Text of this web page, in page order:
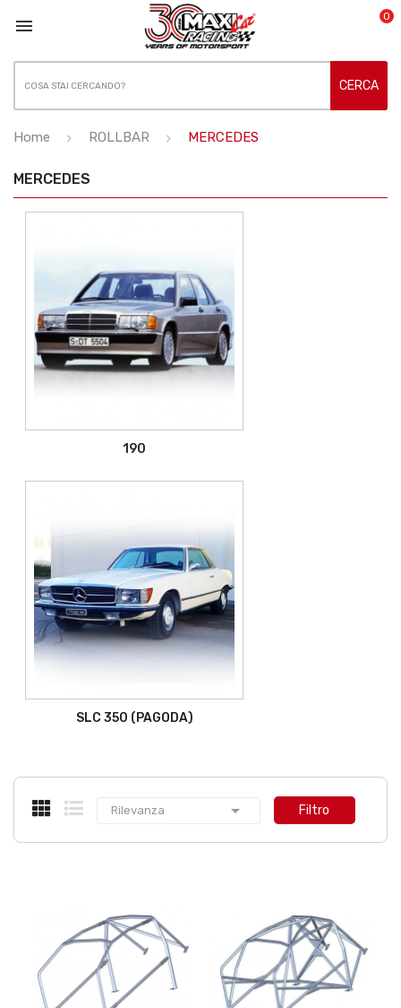
 0
CERCA
Home ROLLBAR MERCEDES
MERCEDES
190
SLC 350 (PAGODA)
Rilevanza  Filtro